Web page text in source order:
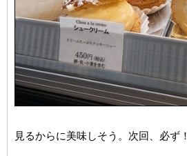
見るからに美味しそう。次回、必ず！